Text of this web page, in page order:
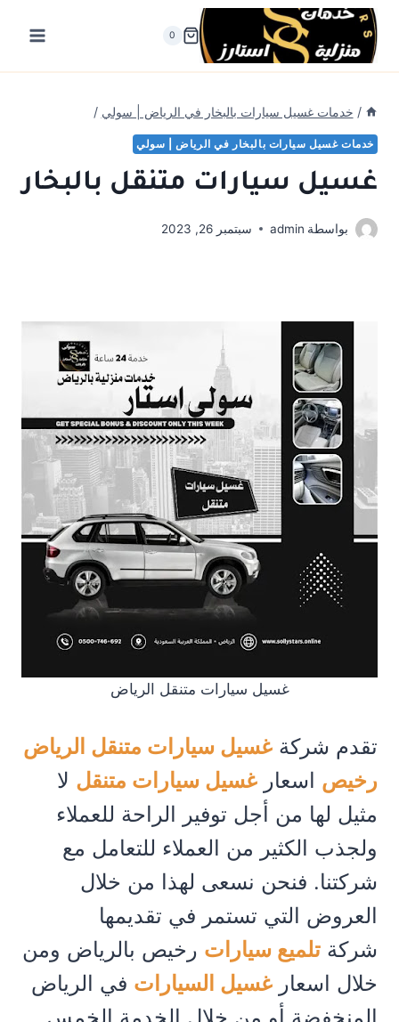
التجاوز
المحتوى
0
/ خدمات غسيل سيارات بالبخار في الرياض | سولي /
خدمات غسيل سيارات بالبخار في الرياض | سولي
غسيل سيارات متنقل بالبخار
بواسطة admin سبتمبر 26, 2023
غسيل سيارات متنقل الرياض
تقدم شركة غسيل سيارات متنقل الرياض
رخيص اسعار غسيل سيارات متنقل لا
مثيل لها من أجل توفير الراحة للعملاء
ولجذب الكثير من العملاء للتعامل مع
شركتنا. فنحن نسعى لهذا من خلال
العروض التي تستمر في تقديمها
شركة تلميع سيارات رخيص بالرياض ومن
خلال اسعار غسيل السيارات في الرياض